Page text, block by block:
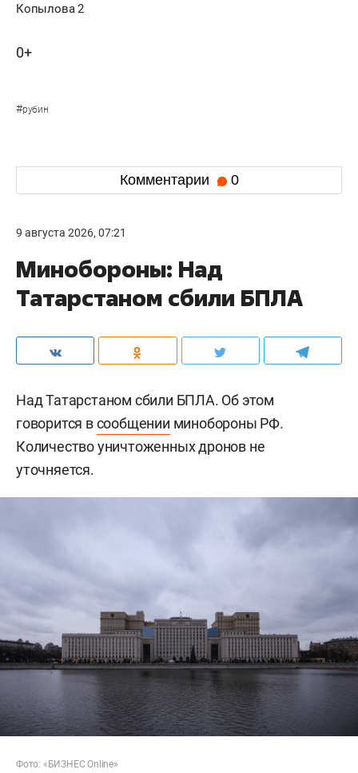
Копылова 2
0+
#рубин
Комментарии 0
9 августа 2026, 07:21
Минобороны: Над
Татарстаном сбили БПЛА
Над Татарстаном сбили БПЛА. Об этом
говорится всообщении минобороны РФ.
Количество уничтоженных дронов не
уточняется.
Фото: «БИЗНЕС Online»